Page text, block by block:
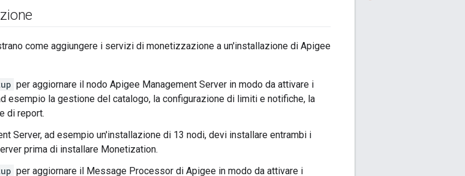
come aggiungere i servizi di monetizzazione a un'installazione di Apigee
per aggiornare il nodo Apigee Management Server in modo da attivare i
esempio la gestione del catalogo, la configurazione di limiti e notifiche, la
di report.
Server, ad esempio un'installazione di 13 nodi, devi installare entrambi i
prima di installare Monetization.
per aggiornare il Message Processor di Apigee in modo da attivare i